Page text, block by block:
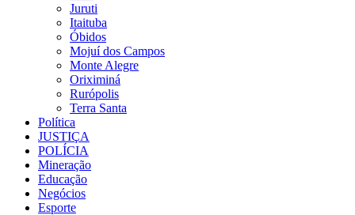
Juruti
Itaituba
Óbidos
Mojuí dos Campos
Monte Alegre
Oriximiná
Rurópolis
Terra Santa
Política
JUSTIÇA
POLÍCIA
Mineração
Educação
Negócios
Esporte